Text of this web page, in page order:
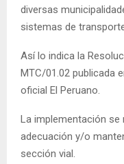
diversas
sistemas de
Así lo indica la
MTC/01.02 publicada
oficial El Peruano.
La implementación se
adecuación y/o
sección vial.